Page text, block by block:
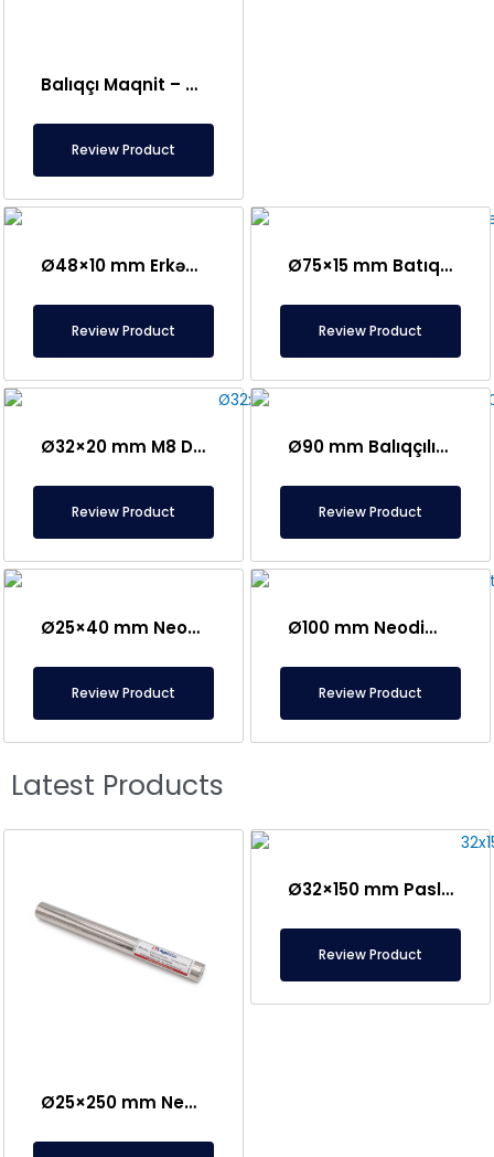
Balıqçı Maqnit – Güclü Dəniz Xilasetmə Maqniti
Review Product
Ø48×10 mm Erkək Bolt Bağlantılı Qab Maqnit
Review Product
Ø75×15 mm Batıq Girişli Deşikli Kasa Maqnit
Review Product
Ø32×20 mm M8 Dişi Bağlantılı Silindrik Qazan Maqniti
Review Product
Ø90 mm Balıqçılıq Maqniti – Pot Maqniti – 200 kq Güc
Review Product
Ø25×40 mm Neodium Qab Maqniti
Review Product
Ø100 mm Neodim Pot Maqnit – 250 kq Güc
Review Product
Latest Products
Ø25×250 mm Neodim Çubuq Maqnit – Bir Tərəfi M8 Dişi Bağlantı
Ø32×150 mm Paslanmaz Qulplu Nümunə Toplama Maqniti
Review Product